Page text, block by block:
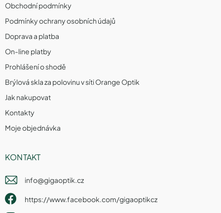
Obchodní podmínky
Podmínky ochrany osobních údajů
Doprava a platba
On-line platby
Prohlášení o shodě
Brýlová skla za polovinu v síti Orange Optik
Jak nakupovat
Kontakty
Moje objednávka
KONTAKT
info@gigaoptik.cz
https://www.facebook.com/gigaoptikcz